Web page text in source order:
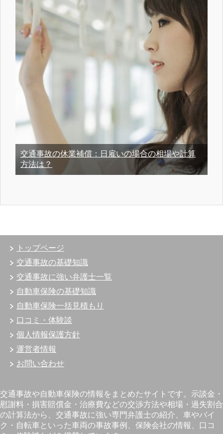
交通事故の休業補償：日雇いの場合の相場や計算
方法は？
トップページ
交通事故の基礎知識
交通事故に強い弁護士一覧
自動車保険の基礎知識
自動車保険一括見積もり
口コミ・体験談
個人情報保護方針
運営者情報
お問い合わせ
交通事故や自動車保険の情報をまとめたサイトです。示談金・
慰謝料・損害賠償金・治療費などの交渉方法や相場・過失割合
の計算法から、交通事故に強い専門弁護士の紹介、車やバイ
ク・自転車といった車両の事故事例、保険会社の情報、口コ